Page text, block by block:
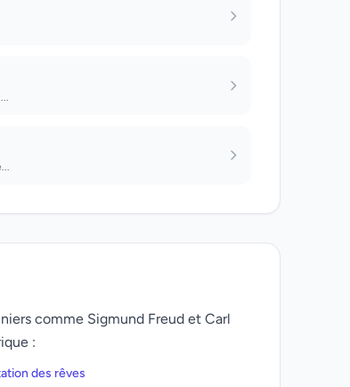
comme Sigmund Freud et Carl
:
des rêves